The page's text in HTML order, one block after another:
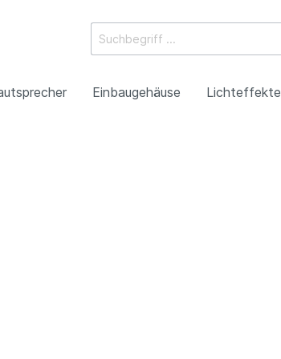
Einbaugehäuse Lichteffekte